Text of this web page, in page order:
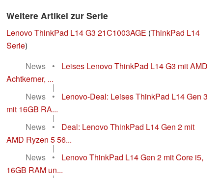
Weitere Artikel zur Serie
Lenovo ThinkPad L14 G3 21C1003AGE (ThinkPad L14
Serie)
News
•
Leises Lenovo ThinkPad L14 G3 mit AMD
Achtkerner, ...
|
News
•
Lenovo-Deal: Leises ThinkPad L14 Gen 3
mit 16GB RA...
|
News
•
Deal: Lenovo ThinkPad L14 Gen 2 mit
AMD Ryzen 5 56...
|
News
•
Lenovo ThinkPad L14 Gen 2 mit Core i5,
16GB RAM un...